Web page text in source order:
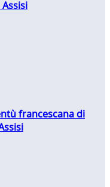
francescana di